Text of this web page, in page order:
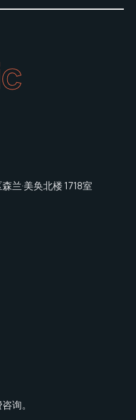
兰·美奂北楼 1718室
询。